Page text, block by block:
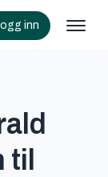
inn
til